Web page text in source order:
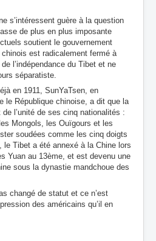
s’intéressent guère à la question
de plus en plus imposante
soutient le gouvernement
est radicalement fermé à
l’indépendance du Tibet et ne
séparatiste.
en 1911, SunYaTsen, en
le République chinoise, a dit que la
l’unité de ses cinq nationalités :
Mongols, les Ouïgours et les
soudées comme les cinq doigts
le Tibet a été annexé à la Chine lors
Yuan au 13ème, et est devenu une
sous la dynastie mandchoue des
changé de statut et ce n’est
des américains qu’il en